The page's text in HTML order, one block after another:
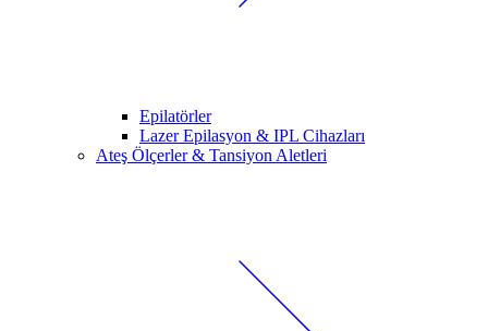
Epilatörler
Lazer Epilasyon & IPL Cihazları
Ateş Ölçerler & Tansiyon Aletleri